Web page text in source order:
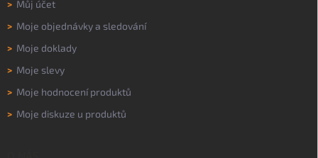
> Můj účet
> Moje objednávky a sledování
> Moje doklady
> Moje slevy
> Moje hodnocení produktů
> Moje diskuze u produktů